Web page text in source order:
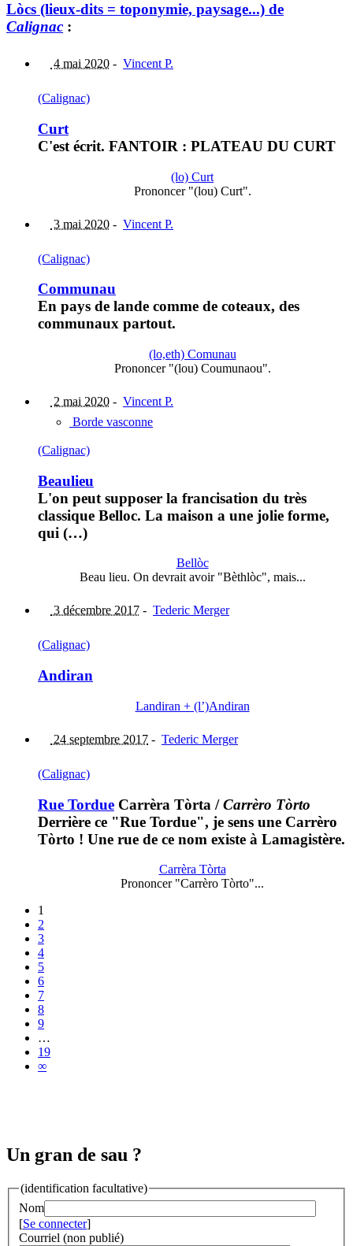
Lòcs (lieux-dits = toponymie, paysage...) de
Calignac :
4 mai 2020 - Vincent P.
(Calignac)
Curt
C'est écrit. FANTOIR : PLATEAU DU CURT
(lo) Curt
Prononcer "(lou) Curt".
3 mai 2020 - Vincent P.
(Calignac)
Communau
En pays de lande comme de coteaux, des
communaux partout.
(lo,eth) Comunau
Prononcer "(lou) Coumunaou".
2 mai 2020 - Vincent P.
Borde vasconne
(Calignac)
Beaulieu
L'on peut supposer la francisation du très
classique Belloc. La maison a une jolie forme,
qui (…)
Bellòc
Beau lieu. On devrait avoir "Bèthlòc", mais...
3 décembre 2017 - Tederic Merger
(Calignac)
Andiran
Landiran + (l’)Andiran
24 septembre 2017 - Tederic Merger
(Calignac)
Rue Tordue Carrèra Tòrta /Carrèro Tòrto
Derrière ce "Rue Tordue", je sens une Carrèro
Tòrto ! Une rue de ce nom existe à Lamagistère.
Carrèra Tòrta
Prononcer "Carrèro Tòrto"...
1
2
3
4
5
6
7
8
9
…
19
∞
Un gran de sau ?
(identification facultative)
Nom
[Se connecter]
Courriel (non publié)